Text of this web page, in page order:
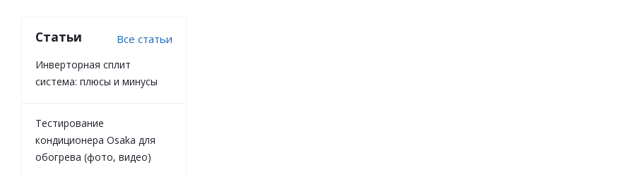
Статьи Все статьи
Инверторная сплит
система: плюсы и минусы
Тестирование
кондиционера Osaka для
обогрева (фото, видео)